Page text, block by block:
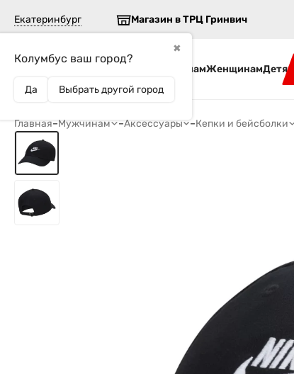
Екатеринбург
✖
Колумбус ваш город?
Да Выбрать другой город
Магазин в ТРЦ Гринвич
МужчинамЖенщинамДетям
Главная–Мужчинам –Аксессуары –Кепки и бейсболки